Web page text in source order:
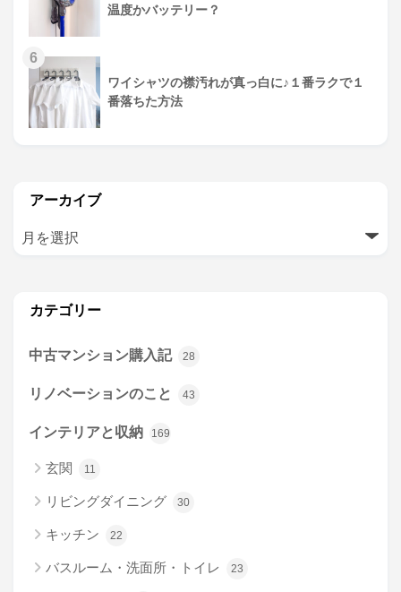
温度かバッテリー？
6
ワイシャツの襟汚れが真っ白に♪１番ラクで１
番落ちた方法
アーカイブ
カテゴリー
中古マンション購入記 28
リノベーションのこと 43
インテリアと収納 169
玄関 11
リビングダイニング 30
キッチン 22
バスルーム・洗面所・トイレ 23